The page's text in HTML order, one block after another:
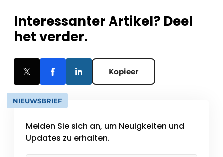
Interessanter Artikel? Deel
het verder.
Kopieer
NIEUWSBRIEF
Melden Sie sich an, um Neuigkeiten und
Updates zu erhalten.